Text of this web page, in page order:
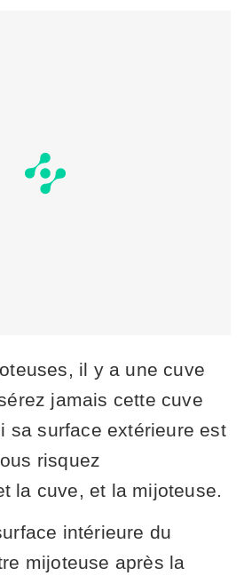
il y a une cuve
jamais cette cuve
sa surface extérieure est
risquez
la cuve, et la mijoteuse.
intérieure du
mijoteuse après la